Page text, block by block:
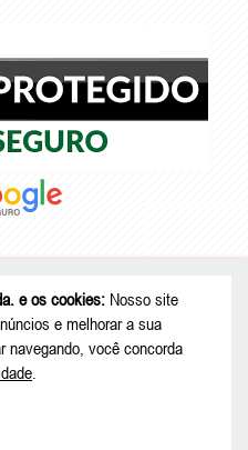
De Peças Ltda. - CNPJ:
Werner Weiss, 354, Box 09 -
e os cookies: Nosso site
e melhorar a sua
navegando, você concorda